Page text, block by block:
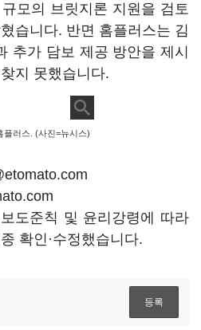
모의 브릿지론 지원을 검토
습니다. 반면 홈플러스는 김
추가 담보 제공 방안을 제시
지 못했습니다.
플러스. (사진=뉴시스)
도준칙 및 윤리강령에 따라
확인·수정했습니다.